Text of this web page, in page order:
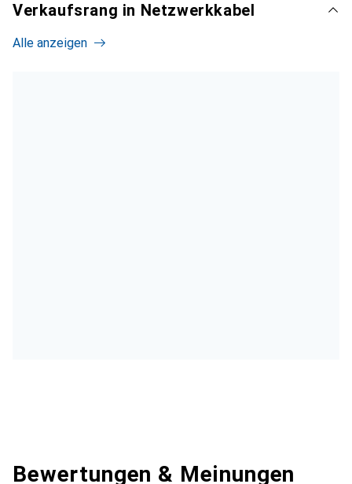
Verkaufsrang in Netzwerkkabel
Alle anzeigen
Bewertungen & Meinungen